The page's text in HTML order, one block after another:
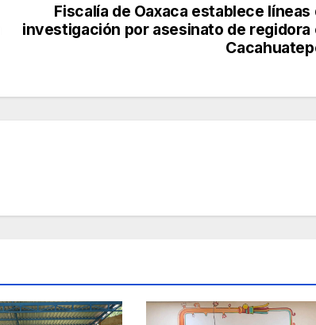
Fiscalía de Oaxaca establece líneas
investigación por asesinato de regidora